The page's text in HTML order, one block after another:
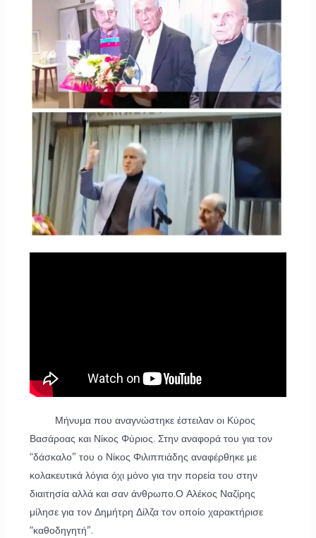
Μήνυμα που αναγνώστηκε έστειλαν οι Κύρος
Βασάροας και Νίκος Φύριος. Στην αναφορά του για τον
“δάσκαλο” του ο Νίκος Φιλιππιάδης αναφέρθηκε με
κολακευτικά λόγια όχι μόνο για την πορεία του στην
διαιτησία αλλά και σαν άνθρωπο.Ο Αλέκος Ναζίρης
μίλησε για τον Δημήτρη Δίλζα τον οποίο χαρακτήρισε
“καθοδηγητή”.